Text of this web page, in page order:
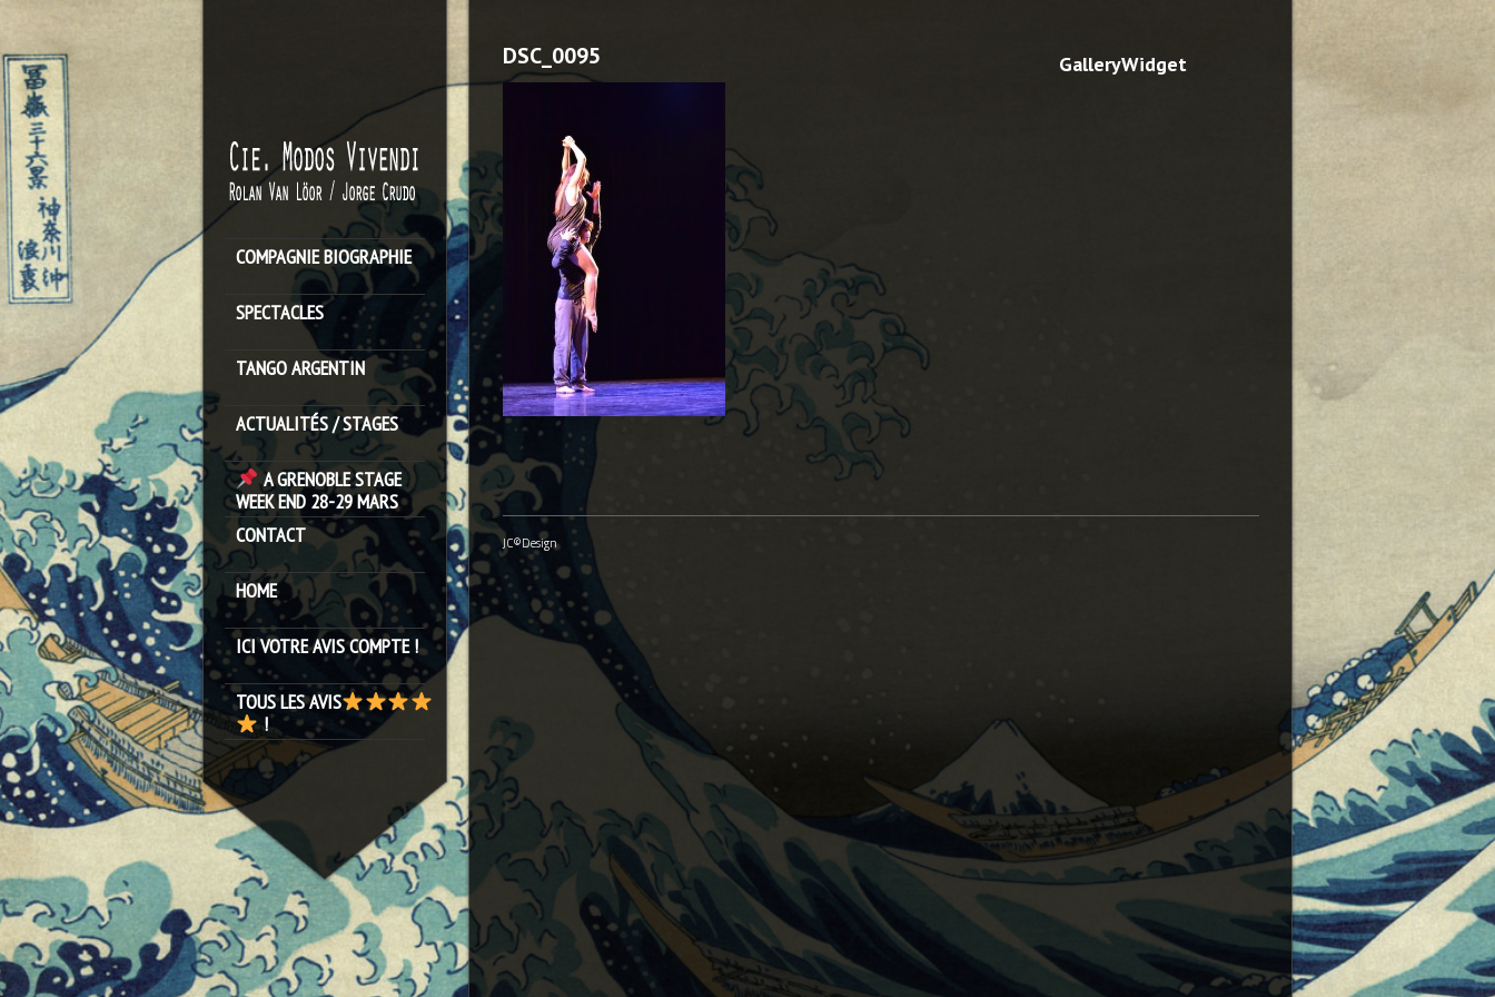
COMPAGNIE BIOGRAPHIE
SPECTACLES
TANGO ARGENTIN
ACTUALITÉS / STAGES
A GRENOBLE STAGE
WEEK END 28-29 MARS
CONTACT
HOME
ICI VOTRE AVIS COMPTE !
TOUS LES AVIS
!
DSC_0095 GalleryWidget
JC©Design